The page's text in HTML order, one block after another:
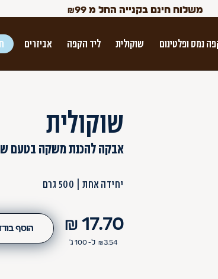
משלוח חינם בקנייה החל מ ₪99
נמס ופלטינום שוקולית ליד הקפה אביזרים
שוקולית
אבקה להכנת משקה בטעם
יחידה אחת 500 גרם
17.70
₪
3.54
₪ ל- 100 ג'
הוסף